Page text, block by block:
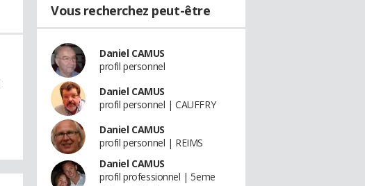
Vous recherchez peut-être
Daniel CAMUS
profil personnel
Daniel CAMUS
profil personnel | CAUFFRY
Daniel CAMUS
profil personnel | REIMS
Daniel CAMUS
profil professionnel | 5eme